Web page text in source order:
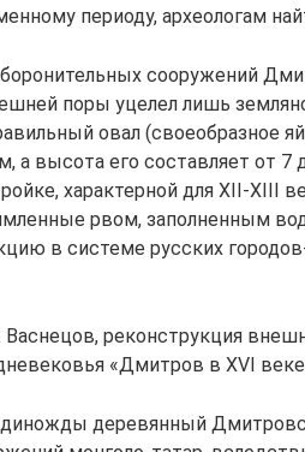
периоду, археологам
сооружений
поры уцелел лишь
овал (своеобразное
а высота его составляет от
характерной для XII-XIII
рвом, заполненным
в системе русских
реконструкция
«Дмитров в XVI
деревянный